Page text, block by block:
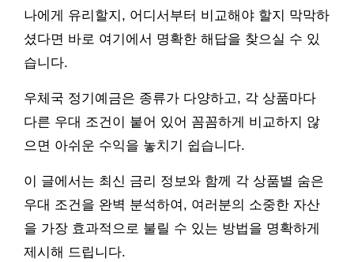
나에게 유리할지, 어디서부터 비교해야 할지 막막하
셨다면 바로 여기에서 명확한 해답을 찾으실 수 있
습니다.
우체국 정기예금은 종류가 다양하고, 각 상품마다
다른 우대 조건이 붙어 있어 꼼꼼하게 비교하지 않
으면 아쉬운 수익을 놓치기 쉽습니다.
이 글에서는 최신 금리 정보와 함께 각 상품별 숨은
우대 조건을 완벽 분석하여, 여러분의 소중한 자산
을 가장 효과적으로 불릴 수 있는 방법을 명확하게
제시해 드립니다.